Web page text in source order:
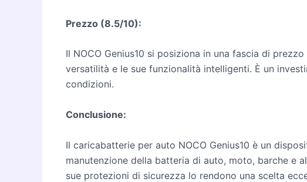
Prezzo (8.5/10):
Il NOCO Genius10 si posiziona in una fascia di
versatilità e le sue funzionalità intelligenti. È un
condizioni.
Conclusione:
Il caricabatterie per auto NOCO Genius10 è un
manutenzione della batteria di auto, moto, barche e
sue protezioni di sicurezza lo rendono una scelta